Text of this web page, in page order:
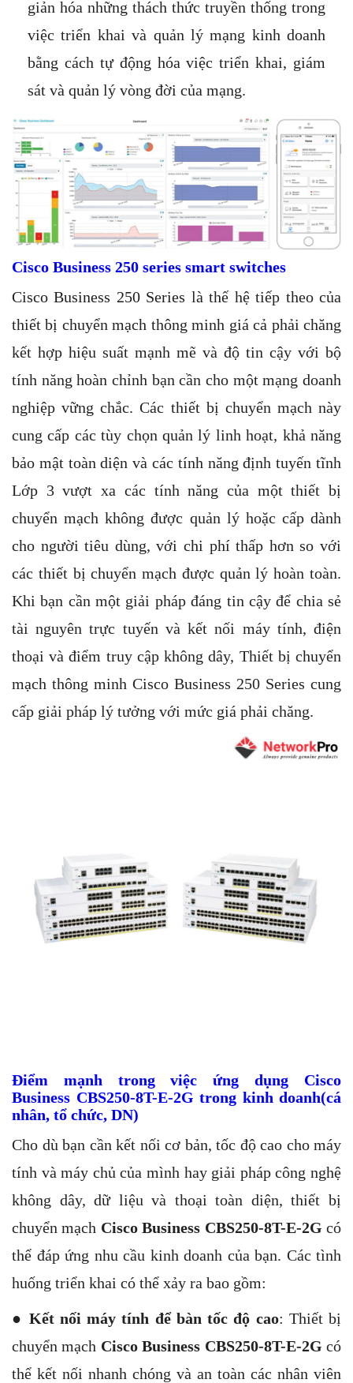
giản hóa những thách thức truyền thống trong
việc triển khai và quản lý mạng kinh doanh
bằng cách tự động hóa việc triển khai, giám
sát và quản lý vòng đời của mạng.
Cisco Business 250 series smart switches
Cisco Business 250 Series là thế hệ tiếp theo của
thiết bị chuyển mạch thông minh giá cả phải chăng
kết hợp hiệu suất mạnh mẽ và độ tin cậy với bộ
tính năng hoàn chỉnh bạn cần cho một mạng doanh
nghiệp vững chắc. Các thiết bị chuyển mạch này
cung cấp các tùy chọn quản lý linh hoạt, khả năng
bảo mật toàn diện và các tính năng định tuyến tĩnh
Lớp 3 vượt xa các tính năng của một thiết bị
chuyển mạch không được quản lý hoặc cấp dành
cho người tiêu dùng, với chi phí thấp hơn so với
các thiết bị chuyển mạch được quản lý hoàn toàn.
Khi bạn cần một giải pháp đáng tin cậy để chia sẻ
tài nguyên trực tuyến và kết nối máy tính, điện
thoại và điểm truy cập không dây, Thiết bị chuyển
mạch thông minh Cisco Business 250 Series cung
cấp giải pháp lý tưởng với mức giá phải chăng.
Điểm mạnh trong việc ứng dụng Cisco
Business CBS250-8T-E-2G trong kinh doanh(cá
nhân, tổ chức, DN)
Cho dù bạn cần kết nối cơ bản, tốc độ cao cho máy
tính và máy chủ của mình hay giải pháp công nghệ
không dây, dữ liệu và thoại toàn diện, thiết bị
chuyển mạch Cisco Business CBS250-8T-E-2G có
thể đáp ứng nhu cầu kinh doanh của bạn. Các tình
huống triển khai có thể xảy ra bao gồm:
● Kết nối máy tính để bàn tốc độ cao: Thiết bị
chuyển mạch Cisco Business CBS250-8T-E-2G có
thể kết nối nhanh chóng và an toàn các nhân viên